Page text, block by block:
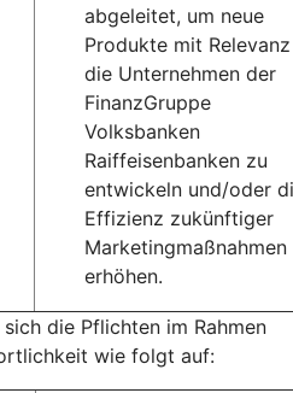
abgeleitet, um neue
Produkte mit
die Unternehmen der
FinanzGruppe
Volksbanken
Raiffeisenbanken zu
entwickeln und/oder
Effizienz zukünftiger
Marketingmaßnahmen
erhöhen.
die Pflichten im Rahmen
wie folgt auf: